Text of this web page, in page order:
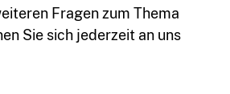
Fragen zum Thema
Sie sich jederzeit an uns